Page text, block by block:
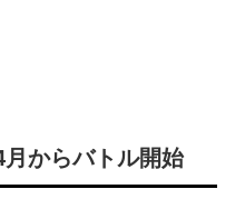
からバトル開始